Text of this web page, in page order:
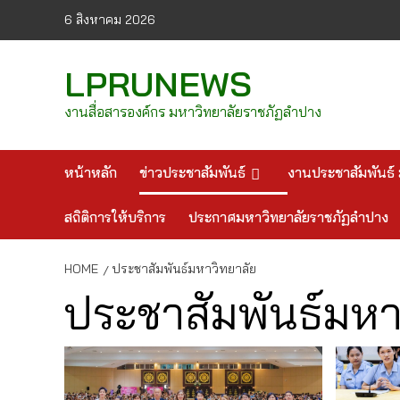
6 สิงหาคม 2026
LPRUNEWS
งานสื่อสารองค์กร มหาวิทยาลัยราชภัฏลำปาง
หน้าหลัก ข่าวประชาสัมพันธ์ งานประชาสัมพันธ์
สถิติการให้บริการ ประกาศมหาวิทยาลัยราชภัฏลำปาง
HOME ประชาสัมพันธ์มหาวิทยาลัย
ประชาสัมพันธ์มห